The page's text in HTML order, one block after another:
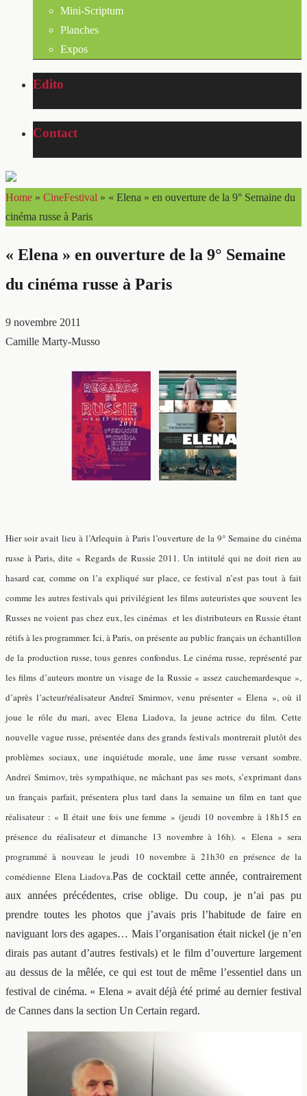
Mini-Scriptum
Planches
Expos
Edito
Contact
Home » CineFestival » « Elena » en ouverture de la 9° Semaine du
cinéma russe à Paris
« Elena » en ouverture de la 9° Semaine
du cinéma russe à Paris
9 novembre 2011
Camille Marty-Musso
Hier soir avait lieu à l’Arlequin à Paris l’ouverture de la 9° Semaine du cinéma
russe à Paris, dite « Regards de Russie 2011. Un intitulé qui ne doit rien au
hasard car, comme on l’a expliqué sur place, ce festival n’est pas tout à fait
comme les autres festivals qui privilégient les films auteuristes que souvent les
Russes ne voient pas chez eux, les cinémaset les distributeurs en Russie étant
rétifs à les programmer. Ici, à Paris, on présente au public français un échantillon
de la production russe, tous genres confondus. Le cinéma russe, représenté par
les films d’auteurs montre un visage de la Russie « assez cauchemardesque »,
d’après l’acteur/réalisateur Andreï Smirmov, venu présenter « Elena », où il
joue le rôle du mari, avec Elena Liadova, la jeune actrice du film. Cette
nouvelle vague russe, présentée dans des grands festivals montrerait plutôt des
problèmes sociaux, une inquiétude morale, une âme russe versant sombre.
Andreï Smirnov, très sympathique, ne mâchant pas ses mots, s’exprimant dans
un français parfait, présentera plus tard dans la semaine un film en tant que
réalisateur : « Il était une fois une femme » (jeudi 10 novembre à 18h15 en
présence du réalisateur et dimanche 13 novembre à 16h). « Elena » sera
programmé à nouveau le jeudi 10 novembre à 21h30 en présence de la
comédienne Elena Liadova.Pas de cocktail cette année, contrairement
aux années précédentes, crise oblige. Du coup, je n’ai pas pu
prendre toutes les photos que j’avais pris l’habitude de faire en
naviguant lors des agapes… Mais l’organisation était nickel (je n’en
dirais pas autant d’autres festivals) et le film d’ouverture largement
au dessus de la mêlée, ce qui est tout de même l’essentiel dans un
festival de cinéma. « Elena » avait déjà été primé au dernier festival
de Cannes dans la section Un Certain regard.